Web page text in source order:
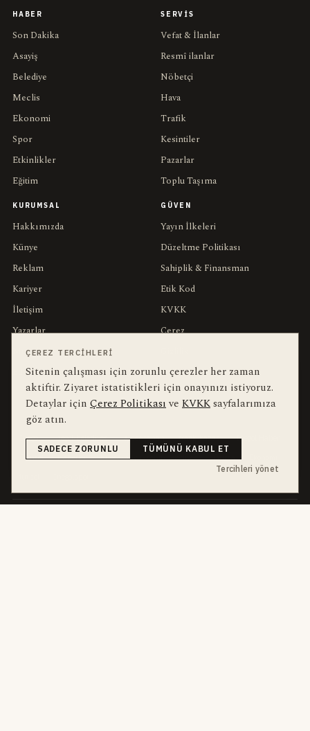
HABER
Son Dakika
Asayiş
Belediye
Meclis
Ekonomi
Spor
Etkinlikler
Eğitim
SERVIS
Vefat & İlanlar
Resmî ilanlar
Nöbetçi
Hava
Trafik
Kesintiler
Pazarlar
Toplu Taşıma
KURUMSAL
Hakkımızda
Künye
Reklam
Kariyer
İletişim
Yazarlar
Muhabirler
Editörler
GÜVEN
Yayın İlkeleri
Düzeltme Politikası
Sahiplik & Finansman
Etik Kod
KVKK
Çerez
Kullanım Şartları
YEREL ARANANLAR
İnegöl inegol-belediyesi alper-taban trafik-kazasi
İnegöl Haber
Güncel
Haberler bursa-buyuksehir-belediyesi
ÇEREZ TERCIHLERI
Sitenin çalışması için zorunlu çerezler her zaman
aktiftir. Ziyaret istatistikleri için onayınızı istiyoruz.
Detaylar için Çerez Politikasıve KVKKsayfalarımıza
göz atın.
SADECE ZORUNLU
TÜMÜNÜ KABUL ET
Tercihleri yönet